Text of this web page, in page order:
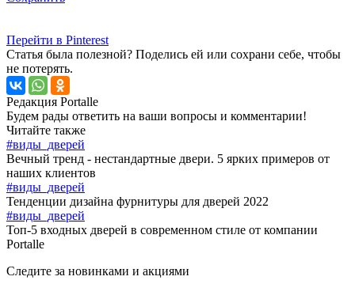
Перейти в Pinterest
Статья была полезной? Поделись ей или сохрани себе, чтобы
не потерять.
Редакция Portalle
Будем рады ответить на ваши вопросы и комментарии!
Читайте также
#виды_дверей
Вечный тренд - нестандартные двери. 5 ярких примеров от
наших клиентов
#виды_дверей
Тенденции дизайна фурнитуры для дверей 2022
#виды_дверей
Топ-5 входных дверей в современном стиле от компании
Portalle
Следите за новинками и акциями